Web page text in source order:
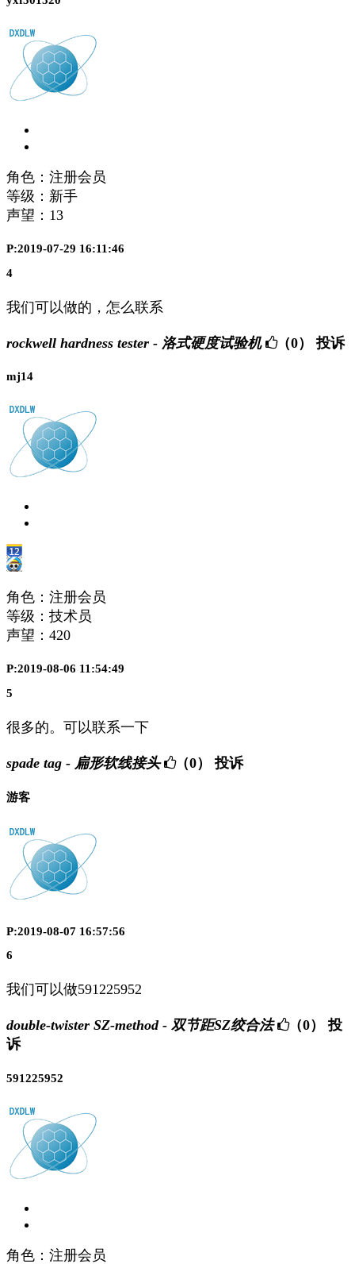
角色：注册会员
等级：新手
声望： 13
P:2019-07-29 16:11:46
4
我们可以做的，怎么联系
rockwell hardness tester - 洛式硬度试验机 （0） 投诉
mj14
角色：注册会员
等级：技术员
声望： 420
P:2019-08-06 11:54:49
5
很多的。可以联系一下
spade tag - 扁形软线接头 （0） 投诉
游客
P:2019-08-07 16:57:56
6
我们可以做591225952
double-twister SZ-method - 双节距SZ绞合法 （0）
投
诉
591225952
角色：注册会员